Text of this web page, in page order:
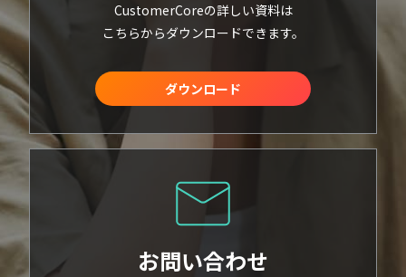
CustomerCoreの詳しい資料は
こちらからダウンロードできます。
ダウンロード
お問い合わせ